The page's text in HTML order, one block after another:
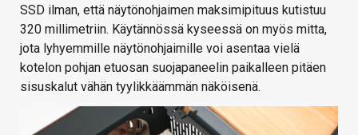
SSD ilman, että näytönohjaimen maksimipituus kutistuu
320 millimetriin. Käytännössä kyseessä on myös mitta,
jota lyhyemmille näytönohjaimille voi asentaa vielä
kotelon pohjan etuosan suojapaneelin paikalleen pitäen
sisuskalut vähän tyylikkäämmän näköisenä.